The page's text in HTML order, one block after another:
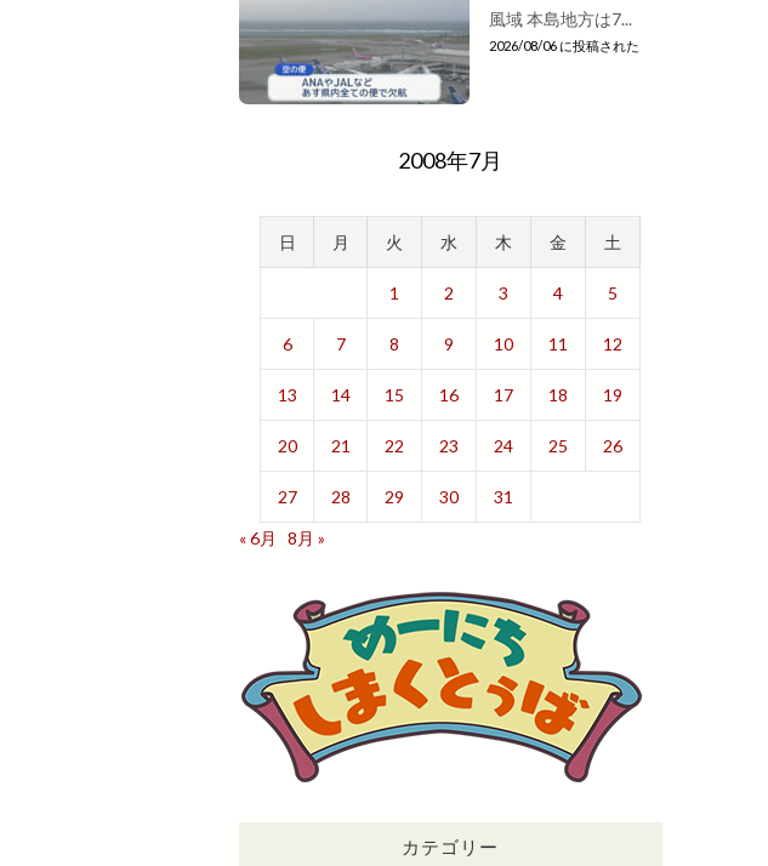
風域 本島地方は7...
2026/08/06 に投稿された
2008年7月
日 月 火 水 木 金 土
1 2 3 4 5
6 7 8 9 10 11 12
13 14 15 16 17 18 19
20 21 22 23 24 25 26
27 28 29 30
31
« 6月
8月 »
カテゴリー